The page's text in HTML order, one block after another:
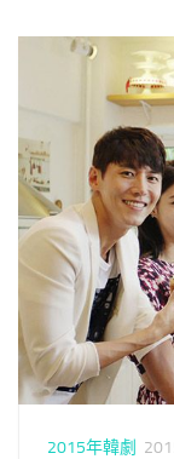
2015年韓劇